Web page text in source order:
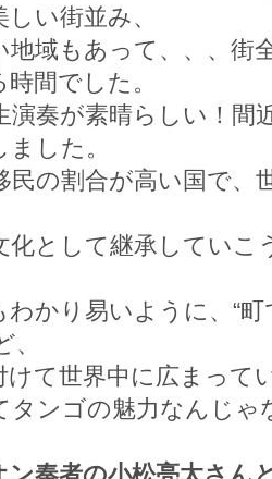
い街並み、
地域もあって、、、街
間でした。
演奏が素晴らしい！間
した。
民の割合が高い国で、
化として継承していこ
かり易いように、“
けて世界中に広まって
タンゴの魅力なんじゃ